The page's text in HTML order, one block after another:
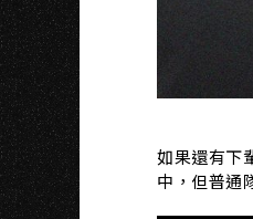
如果還有下
中，但普通